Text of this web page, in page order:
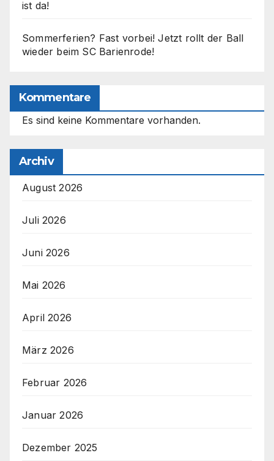
ist da!
Sommerferien? Fast vorbei! Jetzt rollt der Ball
wieder beim SC Barienrode!
Kommentare
Es sind keine Kommentare vorhanden.
Archiv
August 2026
Juli 2026
Juni 2026
Mai 2026
April 2026
März 2026
Februar 2026
Januar 2026
Dezember 2025